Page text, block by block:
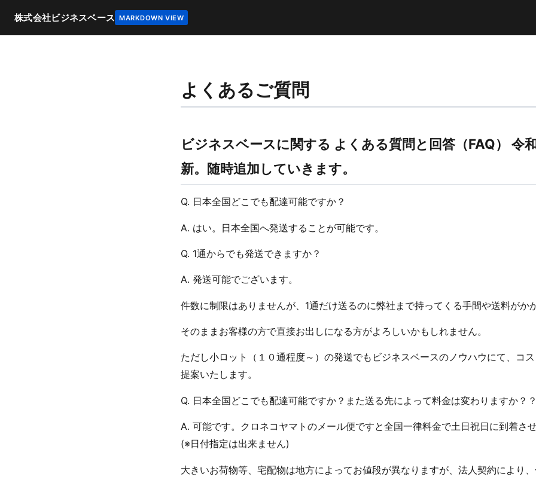
株式会社ビジネスベース MARKDOWN VIEW
よくあるご質問
ビジネスベースに関する よくある質問と回答（FAQ） 令
新。随時追加していきます。
Q. 日本全国どこでも配達可能ですか？
A. はい。日本全国へ発送することが可能です。
Q. 1通からでも発送できますか？
A. 発送可能でございます。
件数に制限はありませんが、1通だけ送るのに弊社まで持ってくる手間や送料がか
そのままお客様の方で直接お出しになる方がよろしいかもしれません。
ただし小ロット（１０通程度～）の発送でもビジネスベースのノウハウにて、コ
提案いたします。
Q. 日本全国どこでも配達可能ですか？また送る先によって料金は変わりますか？？
A. 可能です。クロネコヤマトのメール便ですと全国一律料金で土日祝日に到着さ
(※日付指定は出来ません)
大きいお荷物等、宅配物は地方によってお値段が異なりますが、法人契約により